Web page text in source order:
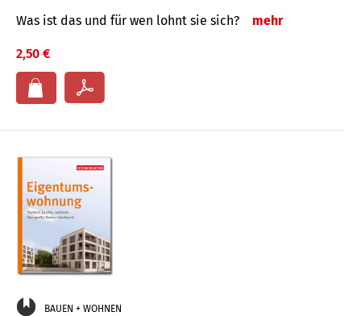
Was ist das und für wen lohnt sie sich? mehr
2,50 €
BAUEN + WOHNEN